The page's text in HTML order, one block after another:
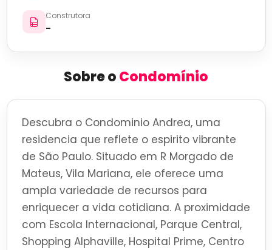
Construtora
-
Sobre oCondomínio
Descubra o Condominio Andrea, uma
residencia que reflete o espirito vibrante
de São Paulo. Situado em R Morgado de
Mateus, Vila Mariana, ele oferece uma
ampla variedade de recursos para
enriquecer a vida cotidiana. A proximidade
com Escola Internacional, Parque Central,
Shopping Alphaville, Hospital Prime, Centro